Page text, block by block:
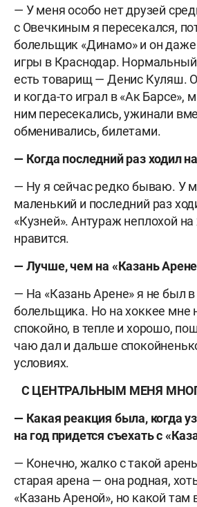
— У меня особо нет друзей
с Овечкиным я пересекался,
болельщик «Динамо» и он даже
игры в Краснодар.
есть товарищ — Денис Куляш.
и когда-то играл в «Ак Барсе»,
ним пересекались, ужинали
обменивались, билетами.
— Когда последний раз ходил
— Ну я сейчас редко бываю. У
маленький и последний раз
«Кузней». Антураж неплохой
нравится.
— Лучше, чем на «Казань
— На «Казань Арене» я не был в
болельщика. Но на хоккее мне
спокойно, в тепле и хорошо,
чаю дал и дальше
условиях.
С ЦЕНТРАЛЬНЫМ МЕНЯ
— Какая реакция была, когда
на год придется съехать с
— Конечно, жалко с такой
старая арена — она родная,
«Казань Ареной», но какой там